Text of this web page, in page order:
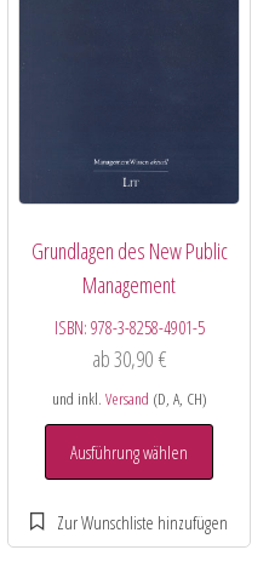
Grundlagen des New Public
Management
ISBN: 978-3-8258-4901-5
ab30,90 €
und inkl. Versand (D, A, CH)
Ausführung wählen